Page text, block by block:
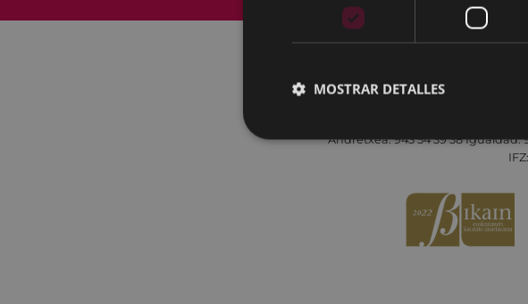
Mapa del Sitio Aviso legal
Todas
Andretxea: 943 54 39 38Igualdad:
MOSTRAR DETALLES